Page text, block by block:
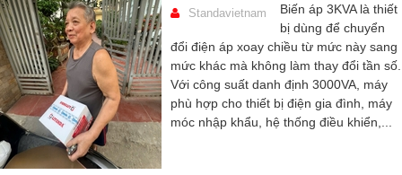
Standavietnam
Biến áp 3KVA là thiết
bị dùng để chuyển
đổi điện áp xoay chiều từ mức này sang
mức khác mà không làm thay đổi tần số.
Với công suất danh định 3000VA, máy
phù hợp cho thiết bị điện gia đình, máy
móc nhập khẩu, hệ thống điều khiển,...